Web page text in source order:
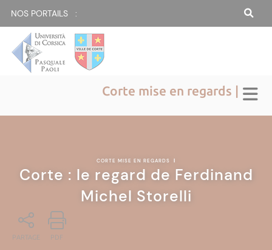
NOS PORTAILS :
Corte mise en regards |
CORTE MISE EN REGARDS |
Corte : le regard de Ferdinand
Michel Storelli
PARTAGE PDF